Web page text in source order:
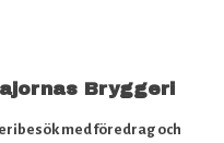
Bryggeri
med föredrag och